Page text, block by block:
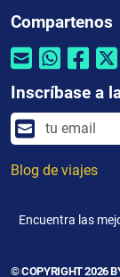
Compartenos
Inscríbase a
Blog de viajes
Encuentra las
© COPYRIGHT 2026